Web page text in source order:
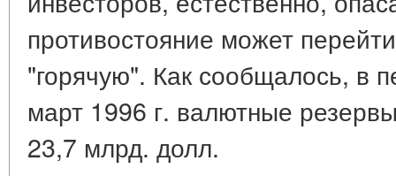
противостояние может
"горячую". Как сообщалось, в
март 1996 г. валютные
23,7 млрд. долл.